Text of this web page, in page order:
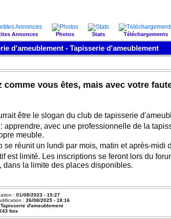
Annonces Photos Stats Téléchargements
d'ameublement - Tapisserie d'ameublement
comme vous êtes, mais avec votre
être le slogan du club de tapisserie
: apprendre, avec une professionnelle de la
meuble.
se réunit un lundi par mois, matin et après-
est limité. Les inscriptions se feront lors du
dans la limite des places disponibles.
: 01/08/2023 - 15:27
: 26/08/2025 - 18:16
Tapisserie d'ameublement
fois